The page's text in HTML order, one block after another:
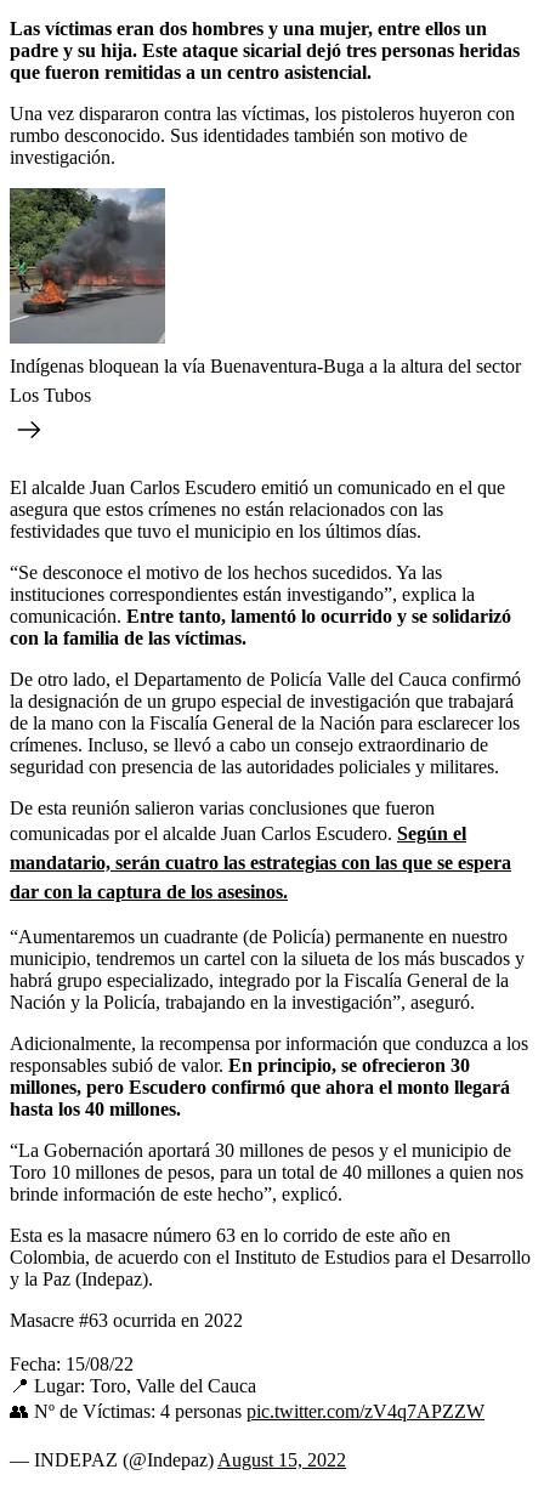
Las víctimas eran dos hombres y una mujer, entre ellos un
padre y su hija. Este ataque sicarial dejó tres personas heridas
que fueron remitidas a un centro asistencial.
Una vez dispararon contra las víctimas, los pistoleros huyeron con
rumbo desconocido. Sus identidades también son motivo de
investigación.
Indígenas bloquean la vía Buenaventura-Buga a la altura del sector
Los Tubos
El alcalde Juan Carlos Escudero emitió un comunicado en el que
asegura que estos crímenes no están relacionados con las
festividades que tuvo el municipio en los últimos días.
“Se desconoce el motivo de los hechos sucedidos. Ya las
instituciones correspondientes están investigando”, explica la
comunicación. Entre tanto, lamentó lo ocurrido y se solidarizó
con la familia de las víctimas.
De otro lado, el Departamento de Policía Valle del Cauca confirmó
la designación de un grupo especial de investigación que trabajará
de la mano con la Fiscalía General de la Nación para esclarecer los
crímenes. Incluso, se llevó a cabo un consejo extraordinario de
seguridad con presencia de las autoridades policiales y militares.
De esta reunión salieron varias conclusiones que fueron
comunicadas por el alcalde Juan Carlos Escudero. Según el
mandatario, serán cuatro las estrategias con las que se espera
dar con la captura de los asesinos.
“Aumentaremos un cuadrante (de Policía) permanente en nuestro
municipio, tendremos un cartel con la silueta de los más buscados y
habrá grupo especializado, integrado por la Fiscalía General de la
Nación y la Policía, trabajando en la investigación”, aseguró.
Adicionalmente, la recompensa por información que conduzca a los
responsables subió de valor. En principio, se ofrecieron 30
millones, pero Escudero confirmó que ahora el monto llegará
hasta los 40 millones.
“La Gobernación aportará 30 millones de pesos y el municipio de
Toro 10 millones de pesos, para un total de 40 millones a quien nos
brinde información de este hecho”, explicó.
Esta es la masacre número 63 en lo corrido de este año en
Colombia, de acuerdo con el Instituto de Estudios para el Desarrollo
y la Paz (Indepaz).
Masacre #63 ocurrida en 2022
Fecha: 15/08/22
📍 Lugar: Toro, Valle del Cauca
👥 Nº de Víctimas: 4 personas pic.twitter.com/zV4q7APZZW
— INDEPAZ (@Indepaz) August 15, 2022